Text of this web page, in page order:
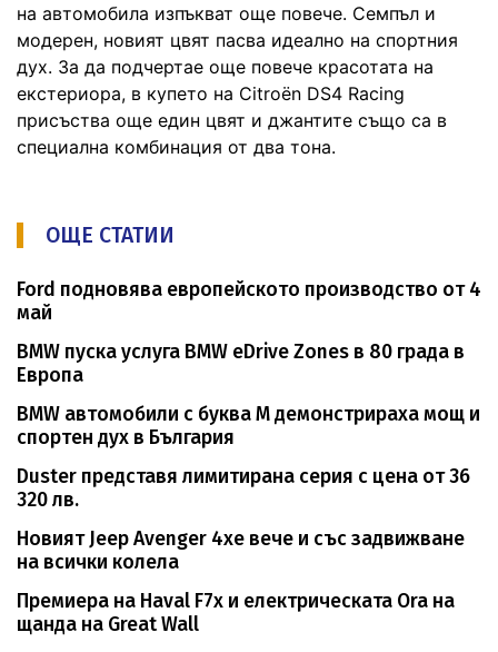
на автомобила изпъкват още повече. Семпъл и
модерен, новият цвят пасва идеално на спортния
дух. За да подчертае още повече красотата на
екстериора, в купето на Citroën DS4 Racing
присъства още един цвят и джантите също са в
специална комбинация от два тона.
ОЩЕ СТАТИИ
Ford подновява европейското производство от 4
май
BMW пуска услуга BMW eDrive Zones в 80 града в
Европа
BMW автомобили с буква M демонстрираха мощ и
спортен дух в България
Duster представя лимитирана серия с цена от 36
320 лв.
Новият Jeep Avenger 4xe вече и със задвижване
на всички колела
Премиера на Haval F7x и електрическата Ora на
щанда на Great Wall